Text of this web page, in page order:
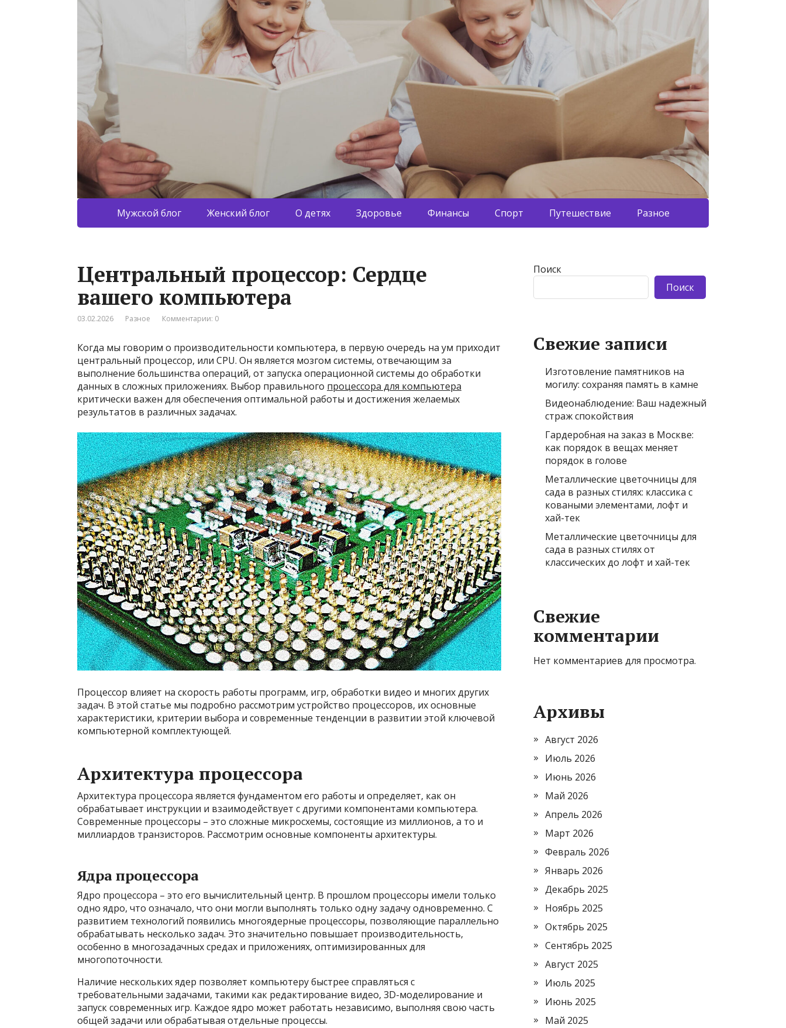
Мужской блог Женский блог О детях Здоровье Финансы Спорт Путешествие Разное
Центральный процессор: Сердце
вашего компьютера
03.02.2026 Разное Комментарии: 0
Когда мы говорим о производительности компьютера, в первую очередь на ум приходит
центральный процессор, или CPU. Он является мозгом системы, отвечающим за
выполнение большинства операций, от запуска операционной системы до обработки
данных в сложных приложениях. Выбор правильного процессора для компьютера
критически важен для обеспечения оптимальной работы и достижения желаемых
результатов в различных задачах.
Процессор влияет на скорость работы программ, игр, обработки видео и многих других
задач. В этой статье мы подробно рассмотрим устройство процессоров, их основные
характеристики, критерии выбора и современные тенденции в развитии этой ключевой
компьютерной комплектующей.
Архитектура процессора
Архитектура процессора является фундаментом его работы и определяет, как он
обрабатывает инструкции и взаимодействует с другими компонентами компьютера.
Современные процессоры – это сложные микросхемы, состоящие из миллионов, а то и
миллиардов транзисторов. Рассмотрим основные компоненты архитектуры.
Ядра процессора
Ядро процессора – это его вычислительный центр. В прошлом процессоры имели только
одно ядро, что означало, что они могли выполнять только одну задачу одновременно. С
развитием технологий появились многоядерные процессоры, позволяющие параллельно
обрабатывать несколько задач. Это значительно повышает производительность,
особенно в многозадачных средах и приложениях, оптимизированных для
многопоточности.
Наличие нескольких ядер позволяет компьютеру быстрее справляться с
требовательными задачами, такими как редактирование видео, 3D-моделирование и
запуск современных игр. Каждое ядро может работать независимо, выполняя свою часть
общей задачи или обрабатывая отдельные процессы.
Поиск
Поиск
Свежие записи
Изготовление памятников на
могилу: сохраняя память в камне
Видеонаблюдение: Ваш надежный
страж спокойствия
Гардеробная на заказ в Москве:
как порядок в вещах меняет
порядок в голове
Металлические цветочницы для
сада в разных стилях: классика с
коваными элементами, лофт и
хай-тек
Металлические цветочницы для
сада в разных стилях от
классических до лофт и хай-тек
Свежие
комментарии
Нет комментариев для просмотра.
Архивы
Август 2026
Июль 2026
Июнь 2026
Май 2026
Апрель 2026
Март 2026
Февраль 2026
Январь 2026
Декабрь 2025
Ноябрь 2025
Октябрь 2025
Сентябрь 2025
Август 2025
Июль 2025
Июнь 2025
Май 2025